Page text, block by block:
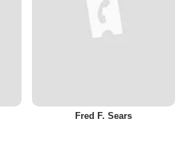
Fred F. Sears